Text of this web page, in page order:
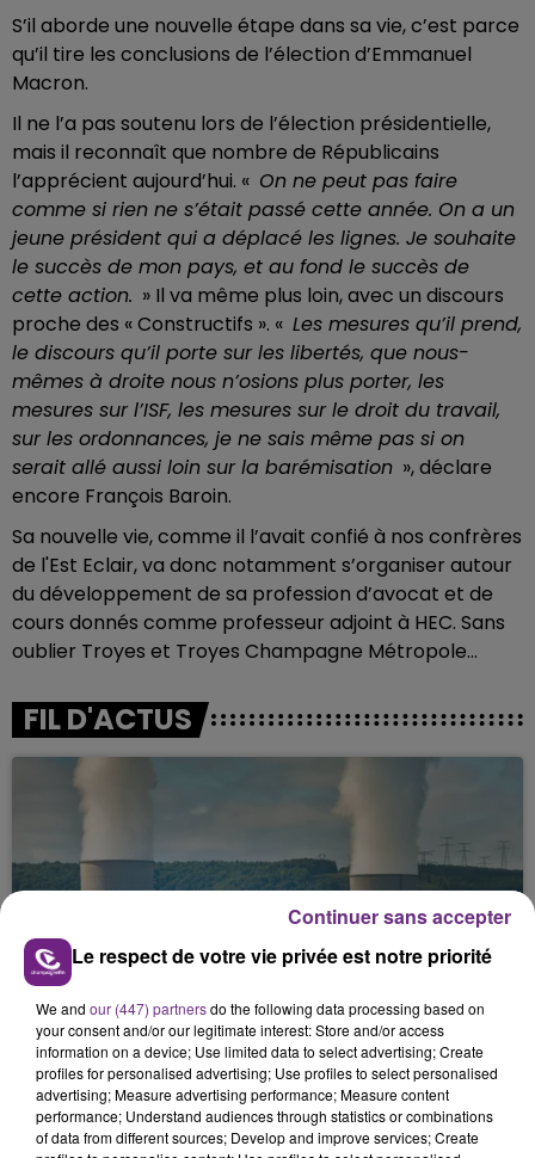
S’il aborde une nouvelle étape dans sa vie, c’est parce
qu’il tire les conclusions de l’élection d’Emmanuel
Macron.
Il ne l’a pas soutenu lors de l’élection présidentielle,
mais il reconnaît que nombre de Républicains
l’apprécient aujourd’hui. « On ne peut pas faire
comme si rien ne s’était passé cette année. On a un
jeune président qui a déplacé les lignes. Je souhaite
le succès de mon pays, et au fond le succès de
cette action. » Il va même plus loin, avec un discours
proche des « Constructifs ». « Les mesures qu’il prend,
le discours qu’il porte sur les libertés, que nous-
mêmes à droite nous n’osions plus porter, les
mesures sur l’ISF, les mesures sur le droit du travail,
sur les ordonnances, je ne sais même pas si on
serait allé aussi loin sur la barémisation », déclare
encore François Baroin.
Sa nouvelle vie, comme il l’avait confié à nos confrères
de l'Est Eclair, va donc notamment s’organiser autour
du développement de sa profession d’avocat et de
cours donnés comme professeur adjoint à HEC. Sans
oublier Troyes et Troyes Champagne Métropole…
FIL D'ACTUS
LA CENTRALE NUCLÉAIRE DE CHOOZ
TOUJOURS À L'ARRÊT
Cela fait déjà une semaine que la centrale
nucléaire ardennaise est à l'arrêt. Une situation
justifiée par la sécheresse intense qui est toujours
présente.
Le respect de votre vie privée est notre priorité
We and our (447) partnersdo the following data processing based on
your consent and/or our legitimate interest: Store and/or access
information on a device; Use limited data to select advertising; Create
profiles for personalised advertising; Use profiles to select personalised
advertising; Measure advertising performance; Measure content
performance; Understand audiences through statistics or combinations
of data from different sources; Develop and improve services; Create
Continuer sans accepter